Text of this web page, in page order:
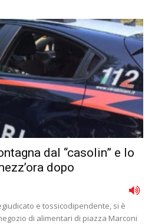
dal “casolin” e lo
dopo
e tossicodipendente, si è
di alimentari di piazza Marconi